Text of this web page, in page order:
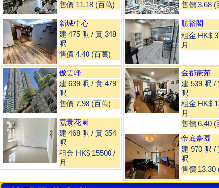
售價 11.18 (百萬)
新城中心
建 475 呎 / 實 348
呎
售價 4.40 (百萬)
傲雲峰
建 639 呎 / 實 479
呎
售價 7.98 (百萬)
嘉景花園
建 468 呎 / 實 354
呎
租金 HK$ 15500 /
月
售價 3.68 (
勝裕閣
租金 HK$
月
金都豪苑
建 539 呎 /
呎
租金 HK$
月
售價 6.40 (
帝庭豪園
建 970 呎 /
呎
售價 13.30